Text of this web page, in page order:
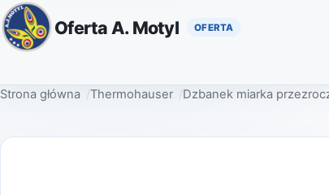
Oferta A. Motyl
Strona główna Thermohauser Dzbanek miarka